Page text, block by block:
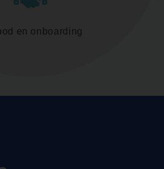
en onboarding